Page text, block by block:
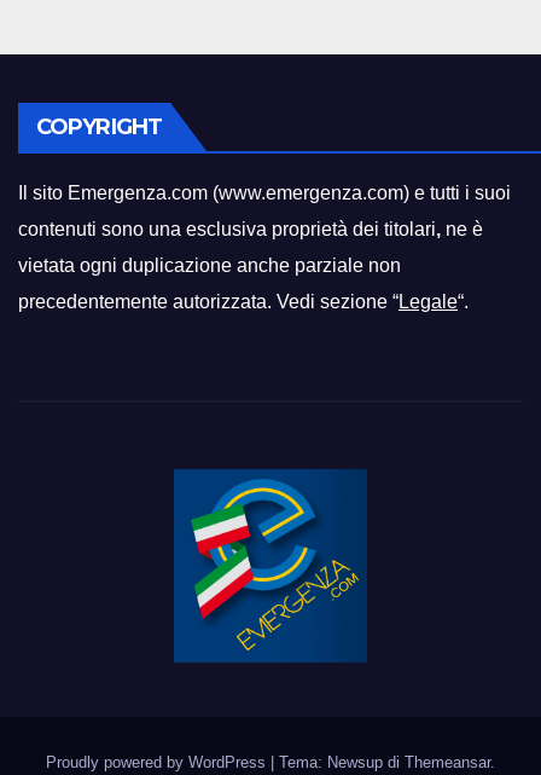
COPYRIGHT
Il sito Emergenza.com (www.emergenza.com) e tutti i suoi
contenuti sono una esclusiva proprietà dei titolari, ne è
vietata ogni duplicazione anche parziale non
precedentemente autorizzata. Vedi sezione “Legale“.
Proudly powered by WordPress | Tema: Newsup di Themeansar.